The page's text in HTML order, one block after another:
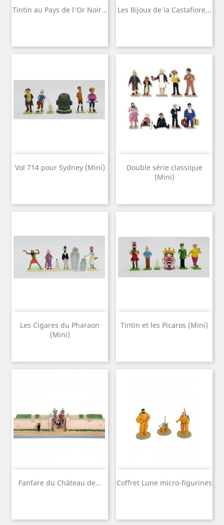
Tintin au Pays de l'Or Noir... Les Bijoux de la Castafiore...
Vol 714 pour Sydney (Mini)
Double série classique
(Mini)
Les Cigares du Pharaon
(Mini)
Tintin et les Picaros (Mini)
Fanfare du Château de... Coffret Lune micro-figurines